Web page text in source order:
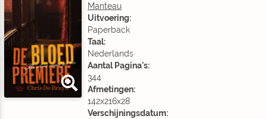
Manteau
Uitvoering:
Paperback
Taal:
Nederlands
Aantal Pagina's:
344
Afmetingen:
142x216x28
Verschijningsdatum: